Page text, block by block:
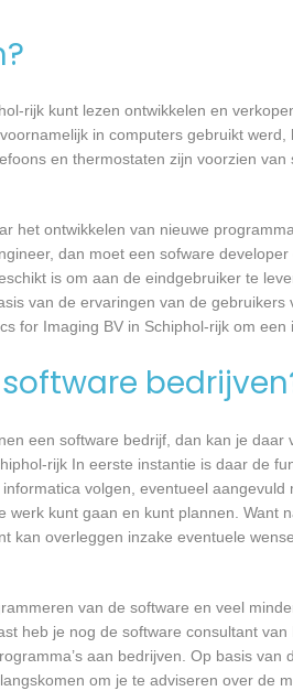
rijk kunt lezen ontwikkelen en
in computers gebruikt
en thermostaten zijn voorzien
het ontwikkelen van nieuwe
dan moet een sofware
is om aan de eindgebruiker te
van de ervaringen van de gebruikers
for Imaging BV in Schiphol-rijk om een
een software bedrijf, dan kan je
rijk In eerste instantie is daar de
volgen, eventueel
kunt gaan en kunt plannen. Want
overleggen inzake eventuele
van de software en veel
heb je nog de software consultant
aan bedrijven. Op basis
om je te adviseren over de